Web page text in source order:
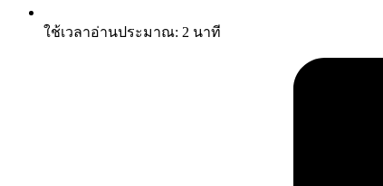
ใช้เวลาอ่านประมาณ: 2 นาที